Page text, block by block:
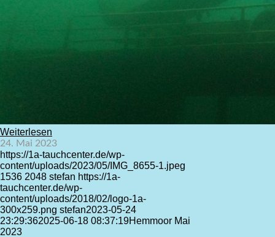
Weiterlesen
24. Mai 2023
https://1a-tauchcenter.de/wp-
content/uploads/2023/05/IMG_8655-1.jpeg
1536 2048 stefan https://1a-
tauchcenter.de/wp-
content/uploads/2018/02/logo-1a-
300x259.png stefan2023-05-24
23:29:362025-06-18 08:37:19Hemmoor Mai
2023